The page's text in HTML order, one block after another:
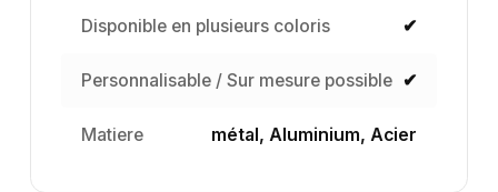
Disponible en plusieurs coloris ✔
Personnalisable / Sur mesure possible ✔
Matiere métal, Aluminium, Acier